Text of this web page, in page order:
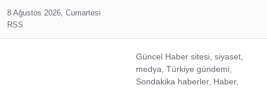
8 Ağustos 2026, Cumartesi
RSS
Güncel Haber sitesi, siyaset,
medya, Türkiye gündemi,
Sondakika haberler, Haber,